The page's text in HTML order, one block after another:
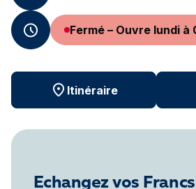
Fermé – Ouvre lundi à
Itinéraire
Echangez vos